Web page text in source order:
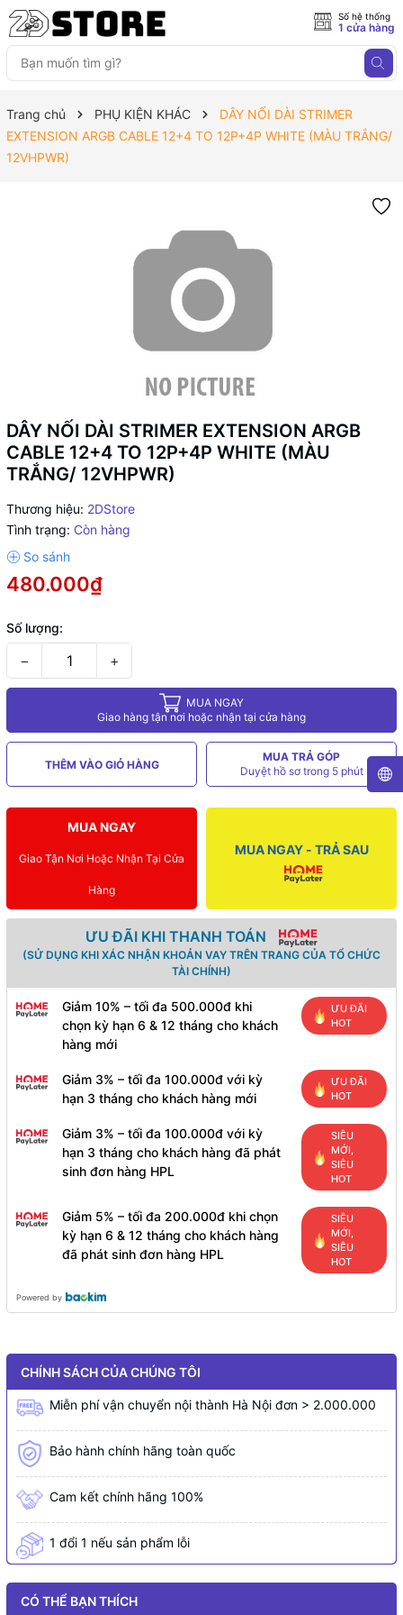
Số hệ thống
1 cửa hàng
Trang chủ PHỤ KIỆN KHÁC
DÂY NỐI DÀI STRIMER
EXTENSION ARGB CABLE 12+4 TO 12P+4P WHITE (MÀU TRẮNG/
12VHPWR)
DÂY NỐI DÀI STRIMER EXTENSION ARGB
CABLE 12+4 TO 12P+4P WHITE (MÀU
TRẮNG/ 12VHPWR)
Thương hiệu: 2DStore
Tình trạng: Còn hàng
480.000₫
Số lượng:
− +
MUA NGAY
Giao hàng tận nơi hoặc nhận tại cửa hàng
THÊM VÀO GIỎ HÀNG
MUA TRẢ GÓP
Duyệt hồ sơ trong 5 phút
MUA NGAY
Giao Tận Nơi Hoặc Nhận Tại Cửa
Hàng
MUA NGAY - TRẢ SAU
ƯU ĐÃI KHI THANH TOÁN
(SỬ DỤNG KHI XÁC NHẬN KHOẢN VAY TRÊN TRANG CỦA TỔ CHỨC
TÀI CHÍNH)
Giảm 10% – tối đa 500.000đ khi
chọn kỳ hạn 6 & 12 tháng cho khách
hàng mới
ƯU ĐÃI
HOT
Giảm 3% – tối đa 100.000đ với kỳ
hạn 3 tháng cho khách hàng mới
ƯU ĐÃI
HOT
Giảm 3% – tối đa 100.000đ với kỳ
hạn 3 tháng cho khách hàng đã phát
sinh đơn hàng HPL
SIÊU
MỚI,
SIÊU
HOT
Giảm 5% – tối đa 200.000đ khi chọn
kỳ hạn 6 & 12 tháng cho khách hàng
đã phát sinh đơn hàng HPL
SIÊU
MỚI,
SIÊU
HOT
Powered by
CHÍNH SÁCH CỦA CHÚNG TÔI
Miễn phí vận chuyển nội thành Hà Nội đơn > 2.000.000
Bảo hành chính hãng toàn quốc
Cam kết chính hãng 100%
1 đổi 1 nếu sản phẩm lỗi
CÓ THỂ BẠN THÍCH